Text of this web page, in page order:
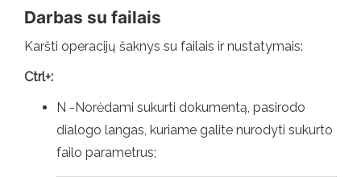
Darbas su failais
Karšti operacijų šaknys su failais ir nustatymais:
Ctrl+:
N -Norėdami sukurti dokumentą, pasirodo
dialogo langas, kuriame galite nurodyti sukurto
failo parametrus;